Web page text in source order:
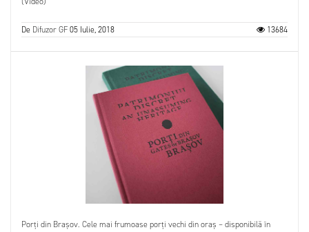
De Difuzor GF05 Iulie, 2018 13684
Porți din Brașov. Cele mai frumoase porți vechi din oraș – disponibilă în